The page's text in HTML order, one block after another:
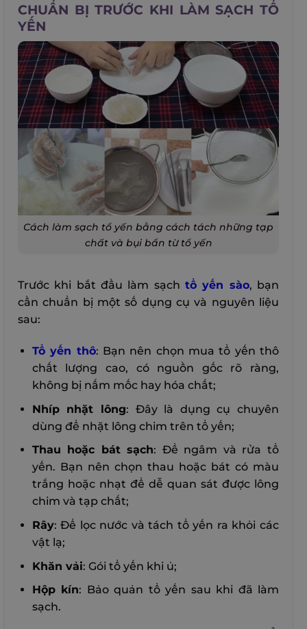
CHUẨN BỊ TRƯỚC KHI LÀM SẠCH TỔ
YẾN
Cách làm sạch tổ yến bằng cách tách những tạp
chất và bụi bẩn từ tổ yến
Trước khi bắt đầu làm sạch tổ yến sào, bạn
cần chuẩn bị một số dụng cụ và nguyên liệu
sau:
Tổ yến thô: Bạn nên chọn mua tổ yến thô
chất lượng cao, có nguồn gốc rõ ràng,
không bị nấm mốc hay hóa chất;
Nhíp nhặt lông: Đây là dụng cụ chuyên
dùng để nhặt lông chim trên tổ yến;
Thau hoặc bát sạch: Để ngâm và rửa tổ
yến. Bạn nên chọn thau hoặc bát có màu
trắng hoặc nhạt để dễ quan sát được lông
chim và tạp chất;
Rây: Để lọc nước và tách tổ yến ra khỏi các
vật lạ;
Khăn vải: Gói tổ yến khi ủ;
Hộp kín: Bảo quản tổ yến sau khi đã làm
sạch.